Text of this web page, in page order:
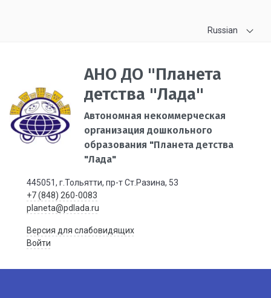
Russian
АНО ДО "Планета
детства "Лада"
Автономная некоммерческая
организация дошкольного
образования "Планета детства
"Лада"
445051, г.Тольятти, пр-т Ст.Разина, 53
+7 (848) 260-0083
planeta@pdlada.ru
Версия для слабовидящих
Войти